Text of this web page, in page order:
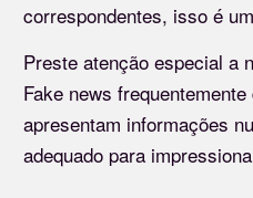
correspondentes, isso é
Preste atenção especial a
Fake news
apresentam informações
adequado para